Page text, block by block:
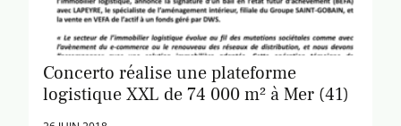
Concerto réalise une plateforme
logistique XXL de 74 000 m² à Mer (41)